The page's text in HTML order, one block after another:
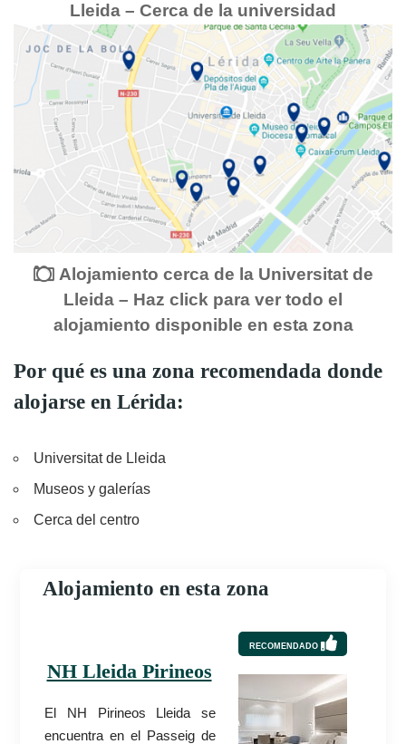
Lleida – Cerca de la universidad
Alojamiento cerca de la Universitat de
Lleida – Haz click para ver todo el
alojamiento disponible en esta zona
Por qué es una zona recomendada donde
alojarse en Lérida:
Universitat de Lleida
Museos y galerías
Cerca del centro
Alojamiento en esta zona
RECOMENDADO
NH Lleida Pirineos
El NH Pirineos Lleida se
encuentra en el Passeig de